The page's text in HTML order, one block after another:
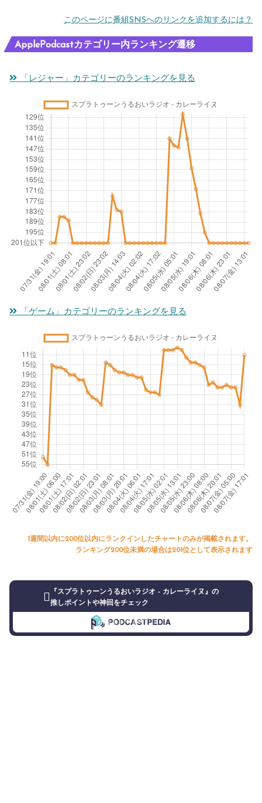
このページに番組SNSへのリンクを追加するには？
ApplePodcastカテゴリー内ランキング遷移
「レジャー」カテゴリーのランキングを見る
「ゲーム」カテゴリーのランキングを見る
1週間以内に200位以内にランクインしたチャートのみが掲載されます。
ランキング200位未満の場合は201位として表示されます
『スプラトゥーンうるおいラジオ - カレーライヌ』の
推しポイントや神回をチェック